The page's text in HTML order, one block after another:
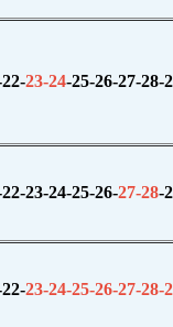
23-24-25-26-27-28-
-23-24-25-26-27-28-
23-24-25-26-27-28-